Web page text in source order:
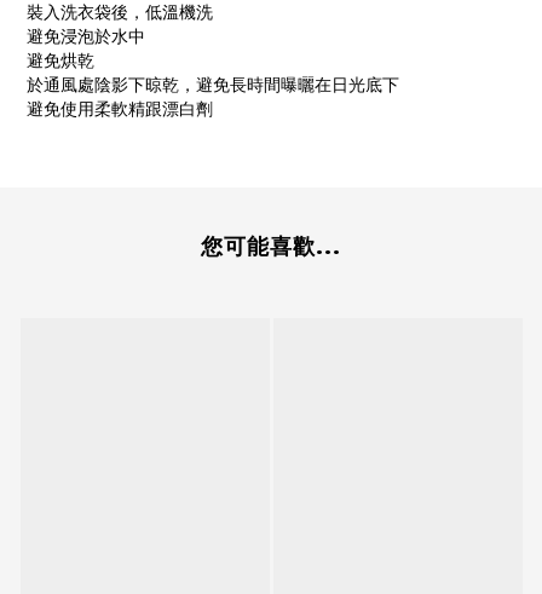
裝入洗衣袋後，低溫機洗
避免浸泡於水中
避免烘乾
於通風處陰影下晾乾，避免長時間曝曬在日光底下
避免使用柔軟精跟漂白劑
您可能喜歡...